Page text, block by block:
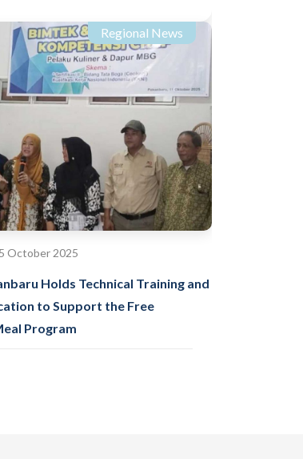
Regional News
October 2025
Holds Technical Training and
to Support the Free
Program